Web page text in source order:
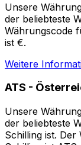
Unsere
der beliebteste
Währungscode
ist €.
Weitere
ATS -
Unsere
der beliebteste
Schilling ist.